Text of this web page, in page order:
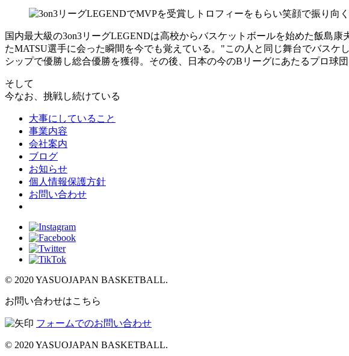
国内最大級の3on3リーグLEGENDは高校からバスケットボールを始めた飯島
たMATSU選手に会った瞬間を今でも覚えている。"この人と同じ舞台でバス
シップで優勝し総合優勝を獲得。その後、日本の今のBリーグにあたるプロ球
そして
今なお、挑戦し続けている
大事にしていること
事業内容
会社案内
ブログ
お知らせ
個人情報保護方針
お問い合わせ
© 2020 YASUOJAPAN BASKETBALL.
お問い合わせはこちら
フォームでのお問い合わせ
© 2020 YASUOJAPAN BASKETBALL.